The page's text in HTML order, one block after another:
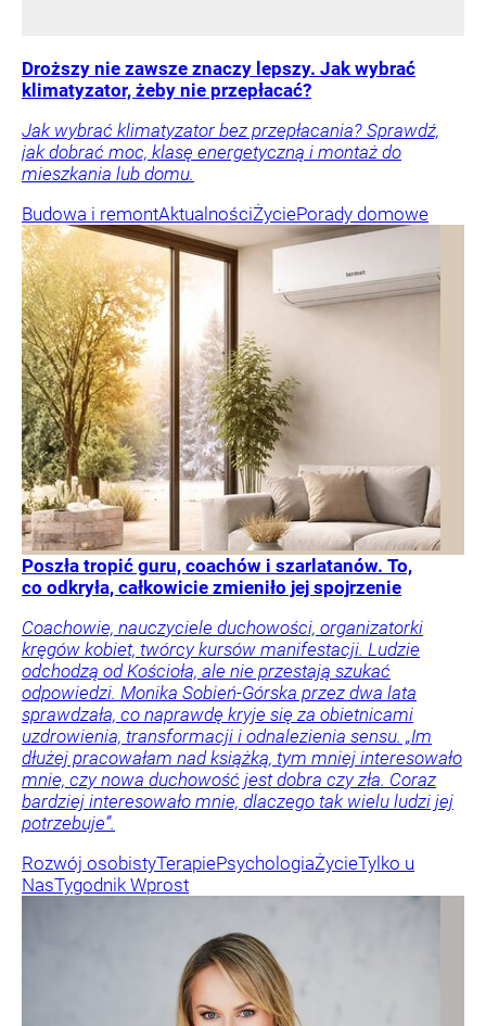
Droższy nie zawsze znaczy lepszy. Jak wybrać
klimatyzator, żeby nie przepłacać?
Jak wybrać klimatyzator bez przepłacania? Sprawdź,
jak dobrać moc, klasę energetyczną i montaż do
mieszkania lub domu.
Budowa i remontAktualnościŻyciePorady domowe
Poszła tropić guru, coachów i szarlatanów. To,
co odkryła, całkowicie zmieniło jej spojrzenie
Coachowie, nauczyciele duchowości, organizatorki
kręgów kobiet, twórcy kursów manifestacji. Ludzie
odchodzą od Kościoła, ale nie przestają szukać
odpowiedzi. Monika Sobień-Górska przez dwa lata
sprawdzała, co naprawdę kryje się za obietnicami
uzdrowienia, transformacji i odnalezienia sensu. „Im
dłużej pracowałam nad książką, tym mniej interesowało
mnie, czy nowa duchowość jest dobra czy zła. Coraz
bardziej interesowało mnie, dlaczego tak wielu ludzi jej
potrzebuje”.
Rozwój osobistyTerapiePsychologiaŻycieTylko u
NasTygodnik Wprost